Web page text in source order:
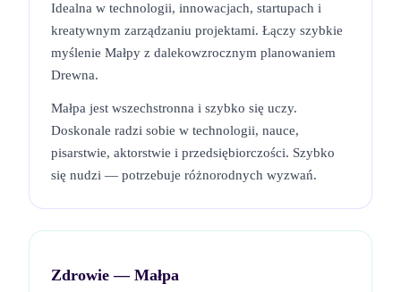
Idealna w technologii, innowacjach, startupach i
kreatywnym zarządzaniu projektami. Łączy szybkie
myślenie Małpy z dalekowzrocznym planowaniem
Drewna.
Małpa jest wszechstronna i szybko się uczy.
Doskonale radzi sobie w technologii, nauce,
pisarstwie, aktorstwie i przedsiębiorczości. Szybko
się nudzi — potrzebuje różnorodnych wyzwań.
Zdrowie — Małpa